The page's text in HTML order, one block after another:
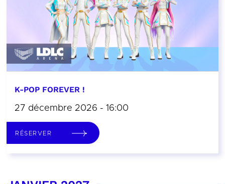
K-POP FOREVER !
27 décembre 2026 - 16:00
RÉSERVER